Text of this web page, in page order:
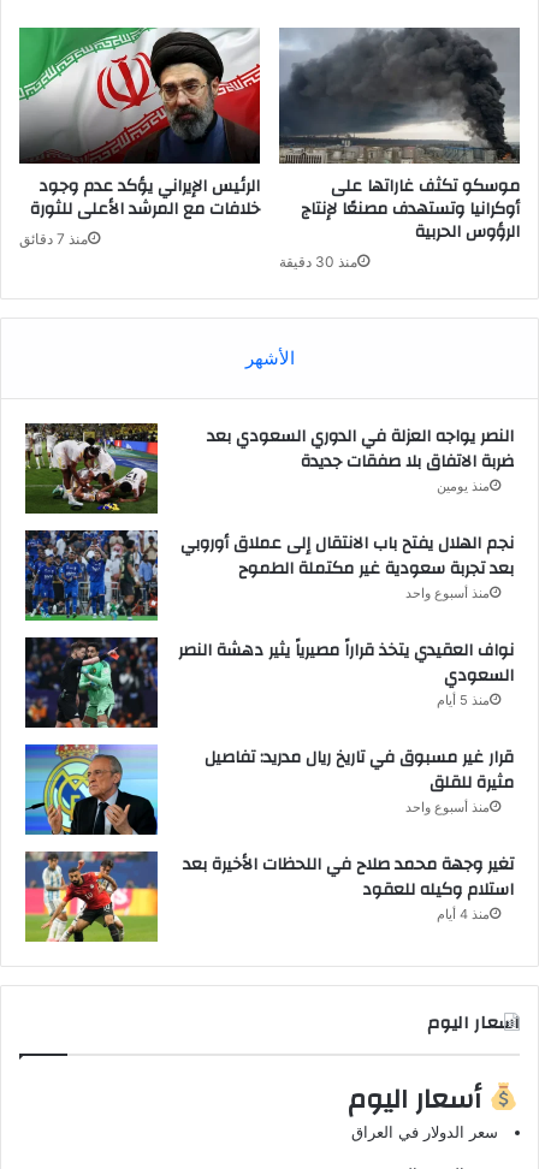
الرئيس الإيراني يؤكد عدم وجود
خلافات مع المرشد الأعلى للثورة
منذ 7 دقائق
موسكو تكثف غاراتها على
أوكرانيا وتستهدف مصنعًا لإنتاج
الرؤوس الحربية
منذ 30 دقيقة
الأشهر
النصر يواجه العزلة في الدوري السعودي بعد
ضربة الاتفاق بلا صفقات جديدة
منذ يومين
نجم الهلال يفتح باب الانتقال إلى عملاق أوروبي
بعد تجربة سعودية غير مكتملة الطموح
منذ أسبوع واحد
نواف العقيدي يتخذ قراراً مصيرياً يثير دهشة النصر
السعودي
منذ 5 أيام
قرار غير مسبوق في تاريخ ريال مدريد: تفاصيل
مثيرة للقلق
منذ أسبوع واحد
تغير وجهة محمد صلاح في اللحظات الأخيرة بعد
استلام وكيله للعقود
منذ 4 أيام
اسعار اليوم
أسعار اليوم
سعر الدولار في العراق